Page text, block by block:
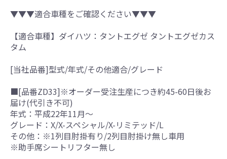
▼▼▼適合車種をご確認ください▼▼▼
【適合車種】ダイハツ：タントエグゼ タントエグゼカス
タム
[当社品番]型式/年式/その他適合/グレード
■[品番ZD33]※オーダー受注生産につき約45-60日後お
届け(代引き不可)
年式：平成22年11月～
グレード：X/X-スペシャル/X-リミテッド/L
その他：※1列目肘掛有り/2列目肘掛け無し車用
※助手席シートリフター無し